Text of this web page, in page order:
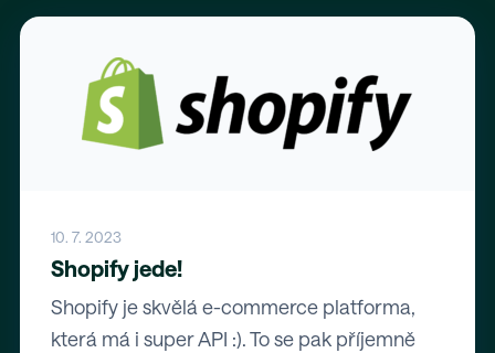
10. 7. 2023
Shopify jede!
Shopify je skvělá e-commerce platforma,
která má i super API :). To se pak příjemně